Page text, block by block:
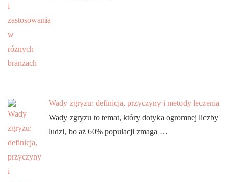
Wady zgryzu: definicja, przyczyny i metody leczenia
Wady zgryzu to temat, który dotyka ogromnej liczby
ludzi, bo aż 60% populacji zmaga …